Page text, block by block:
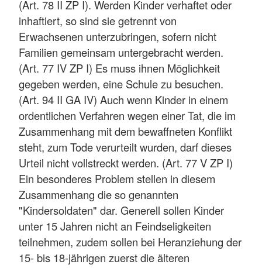
(Art. 78 II ZP I). Werden Kinder verhaftet oder
inhaftiert, so sind sie getrennt von
Erwachsenen unterzubringen, sofern nicht
Familien gemeinsam untergebracht werden.
(Art. 77 IV ZP I) Es muss ihnen Möglichkeit
gegeben werden, eine Schule zu besuchen.
(Art. 94 II GA IV) Auch wenn Kinder in einem
ordentlichen Verfahren wegen einer Tat, die im
Zusammenhang mit dem bewaffneten Konflikt
steht, zum Tode verurteilt wurden, darf dieses
Urteil nicht vollstreckt werden. (Art. 77 V ZP I)
Ein besonderes Problem stellen in diesem
Zusammenhang die so genannten
"Kindersoldaten" dar. Generell sollen Kinder
unter 15 Jahren nicht an Feindseligkeiten
teilnehmen, zudem sollen bei Heranziehung der
15- bis 18-jährigen zuerst die älteren